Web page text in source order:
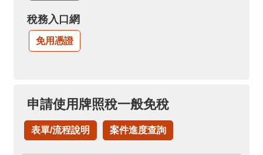
稅務入口網
免用憑證
申請使用牌照稅一般免稅
表單/流程說明 案件進度查詢